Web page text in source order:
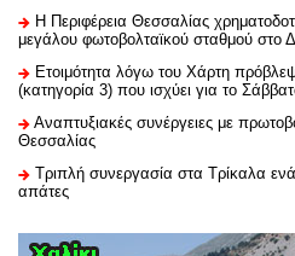
H Περιφέρεια Θεσσαλίας
μεγάλου φωτοβολταϊκού σταθμού στο
Ετοιμότητα λόγω του Χάρτη
(κατηγορία 3) που ισχύει για το
Αναπτυξιακές συνέργειες με
Θεσσαλίας
Τριπλή συνεργασία στα Τρίκαλα
απάτες